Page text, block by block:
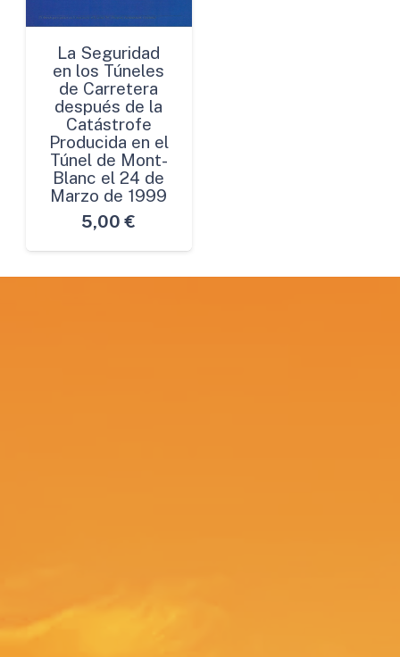
La Seguridad
en los Túneles
de Carretera
después de la
Catástrofe
Producida en el
Túnel de Mont-
Blanc el 24 de
Marzo de 1999
5,00 €